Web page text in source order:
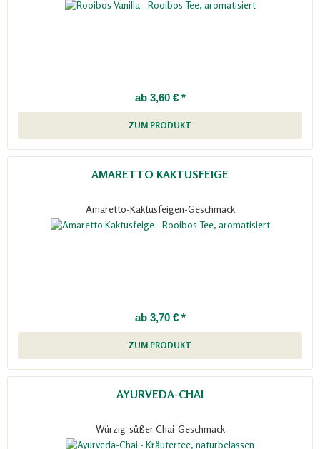
ab 3,60 € *
ZUM PRODUKT
AMARETTO KAKTUSFEIGE
Amaretto-Kaktusfeigen-Geschmack
ab 3,70 € *
ZUM PRODUKT
AYURVEDA-CHAI
Würzig-süßer Chai-Geschmack